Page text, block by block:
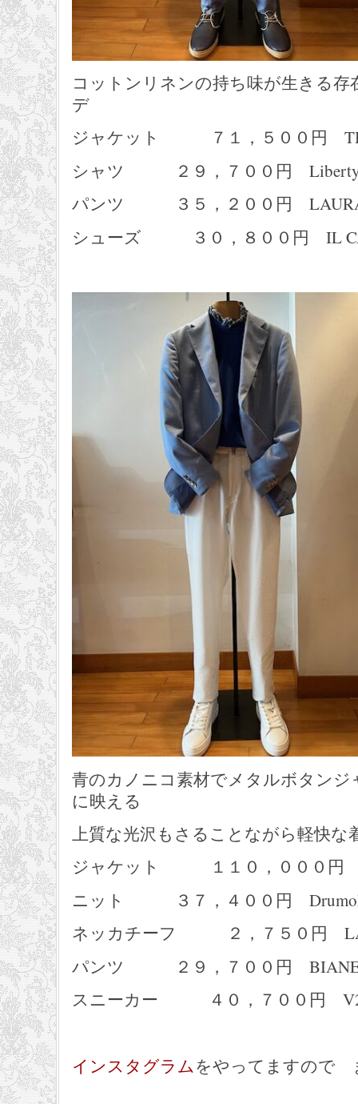
コットンリネンの持ち味が生きる
デ
ジャケット ７１，５００円
シャツ ２９，７００円 Liberty
パンツ ３５，２００円 LAURA
シューズ ３０，８００円 IL
青のカノニコ素材でメタルボタン
に映える
上質な光沢もさることながら軽快な
ジャケット １１０，０００円
ニット ３７，４００円
ネッカチーフ ２，７５０円
パンツ ２９，７００円
スニーカー ４０，７００円
インスタグラムをやってますので